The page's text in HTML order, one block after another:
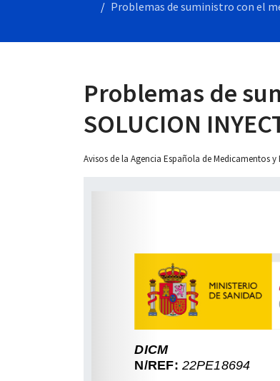
Problemas de suministro con el
Problemas de
SOLUCION
Avisos de la Agencia Española de Medicamentos